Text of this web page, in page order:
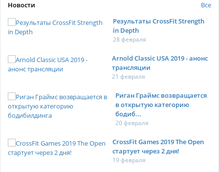
Новости
Все
Результаты CrossFit Strength
in Depth
28 февраля
Arnold Classic USA 2019 - анонс
трансляции
21 февраля
Риган Граймс возвращается
в открытую категорию
бодиб...
20 февраля
CrossFit Games 2019 The Open
стартует через 2 дня!
19 февраля